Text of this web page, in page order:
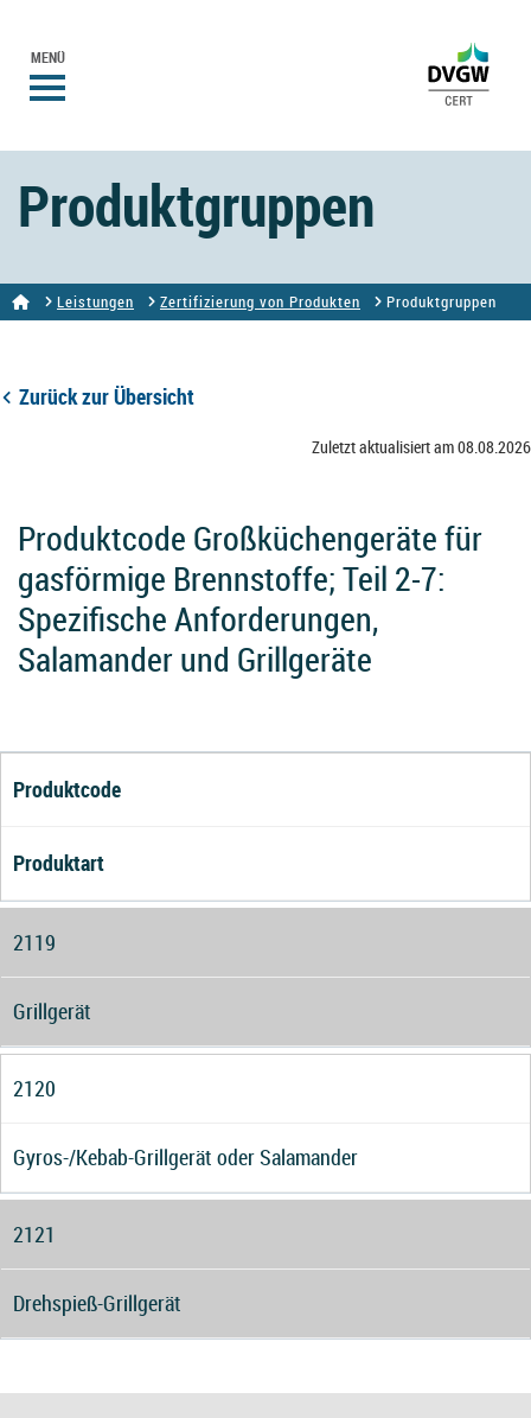
MENÜ
Produktgruppen
Leistungen Zertifizierung von Produkten Produktgruppen
Zurück zur Übersicht
Zuletzt aktualisiert am 08.08.2026
Produktcode Großküchengeräte für
gasförmige Brennstoffe; Teil 2-7:
Spezifische Anforderungen,
Salamander und Grillgeräte
Produktcode
Produktart
2119
Grillgerät
2120
Gyros-/Kebab-Grillgerät oder Salamander
2121
Drehspieß-Grillgerät